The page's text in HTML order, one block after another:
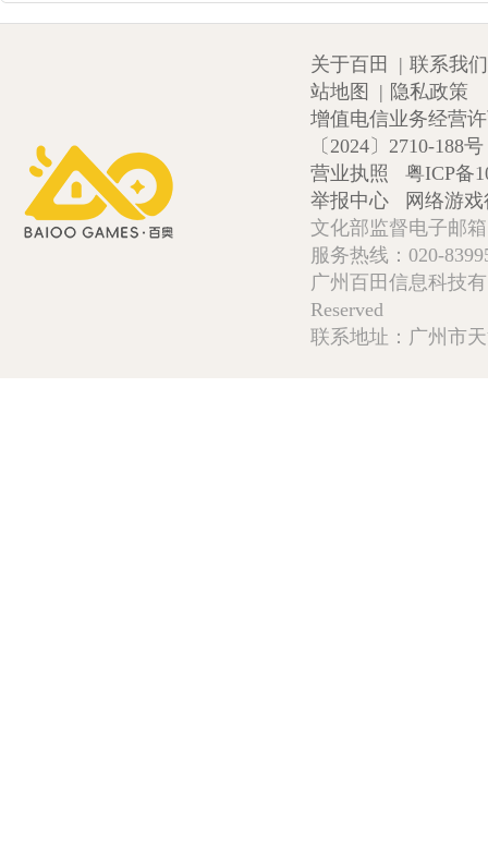
关于百田 | 联系我们
站地图
| 隐私政策
增值电信业务经营
〔2024〕2710-188号
营业执照
粤ICP备
举报中心
网络游
文化部监督电子邮
服务热线：020-
广州百田信息科技
Reserved
联系地址：广州市